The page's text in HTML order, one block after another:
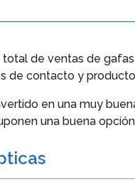
de ventas de
de contacto y
en una muy
una buena